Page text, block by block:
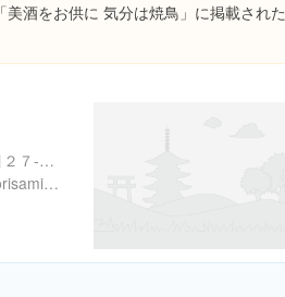
酒をお供に 気分は焼鳥」に掲載された
東京都葛飾区亀有３丁目２７-１５
https://instagram.com/torisami_kameari?utm_medium=copy_link